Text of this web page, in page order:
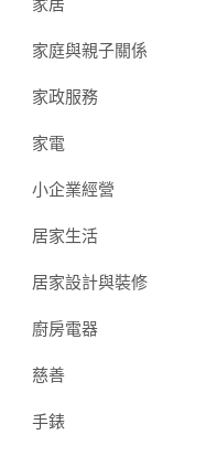
家居
家庭與親子關係
家政服務
家電
小企業經營
居家生活
居家設計與裝修
廚房電器
慈善
手錶